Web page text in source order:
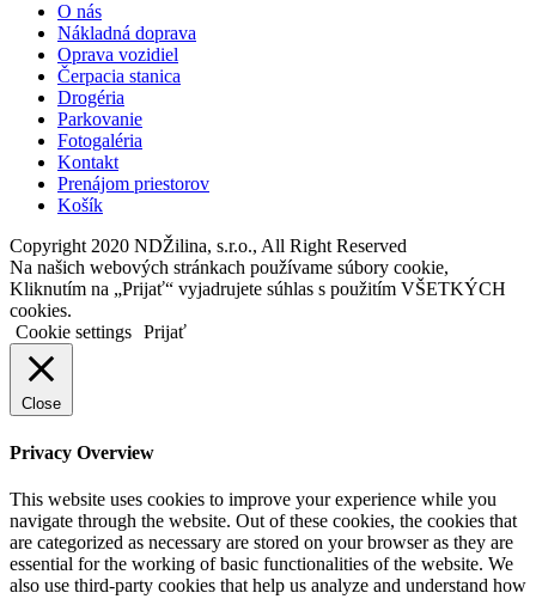
O nás
Nákladná doprava
Oprava vozidiel
Čerpacia stanica
Drogéria
Parkovanie
Fotogaléria
Kontakt
Prenájom priestorov
Košík
Copyright 2020 NDŽilina, s.r.o., All Right Reserved
Na našich webových stránkach používame súbory cookie,
Kliknutím na „Prijať“ vyjadrujete súhlas s použitím VŠETKÝCH
cookies.
Cookie settings Prijať
Close
Privacy Overview
This website uses cookies to improve your experience while you
navigate through the website. Out of these cookies, the cookies that
are categorized as necessary are stored on your browser as they are
essential for the working of basic functionalities of the website. We
also use third-party cookies that help us analyze and understand how